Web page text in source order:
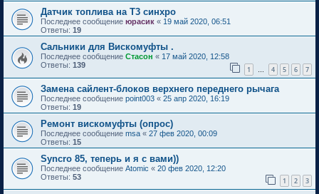
Датчик топлива на Т3 синхро
Последнее сообщение юрасик « 19 май 2020, 06:51
Ответы: 19
Сальники для Вискомуфты .
Последнее сообщение Стасон « 17 май 2020, 12:58
Ответы: 139 1 4 5 6 7
Замена сайлент-блоков верхнего переднего рычага
Последнее сообщение point003 « 25 апр 2020, 16:19
Ответы: 19
Ремонт вискомуфты (опрос)
Последнее сообщение msa « 27 фев 2020, 00:09
Ответы: 15
Syncro 85, теперь и я с вами))
Последнее сообщение Atomic « 20 фев 2020, 12:20
Ответы: 53 1 2 3